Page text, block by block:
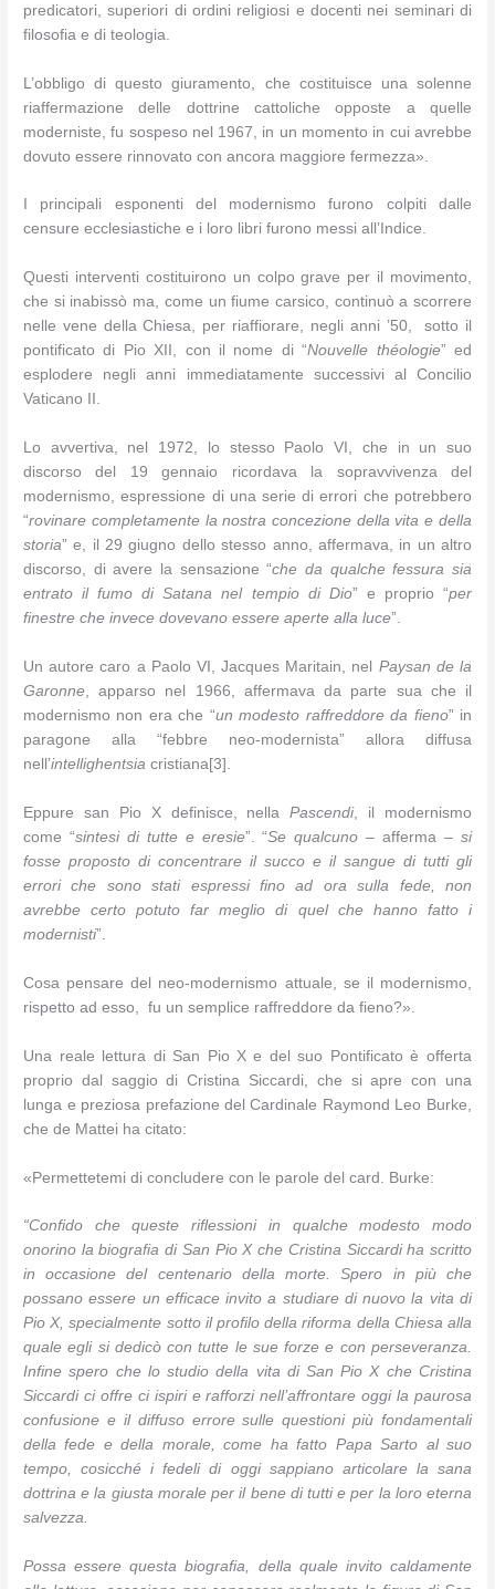
predicatori, superiori di ordini religiosi e docenti nei seminari di
filosofia e di teologia.
L’obbligo di questo giuramento, che costituisce una solenne
riaffermazione delle dottrine cattoliche opposte a quelle
moderniste, fu sospeso nel 1967, in un momento in cui avrebbe
dovuto essere rinnovato con ancora maggiore fermezza».
I principali esponenti del modernismo furono colpiti dalle
censure ecclesiastiche e i loro libri furono messi all’Indice.
Questi interventi costituirono un colpo grave per il movimento,
che si inabissò ma, come un fiume carsico, continuò a scorrere
nelle vene della Chiesa, per riaffiorare, negli anni ’50, sotto il
pontificato di Pio XII, con il nome di “Nouvelle théologie” ed
esplodere negli anni immediatamente successivi al Concilio
Vaticano II.
Lo avvertiva, nel 1972, lo stesso Paolo VI, che in un suo
discorso del 19 gennaio ricordava la sopravvivenza del
modernismo, espressione di una serie di errori che potrebbero
“rovinare completamente la nostra concezione della vita e della
storia” e, il 29 giugno dello stesso anno, affermava, in un altro
discorso, di avere la sensazione “che da qualche fessura sia
entrato il fumo di Satana nel tempio di Dio” e proprio “per
finestre che invece dovevano essere aperte alla luce”.
Un autore caro a Paolo VI, Jacques Maritain, nel Paysan de la
Garonne, apparso nel 1966, affermava da parte sua che il
modernismo non era che “un modesto raffreddore da fieno” in
paragone alla “febbre neo-modernista” allora diffusa
nell’intellighentsia cristiana[3].
Eppure san Pio X definisce, nellaPascendi, il modernismo
come “sintesi di tutte e eresie”. “Se qualcuno– afferma – si
fosse proposto di concentrare il succo e il sangue di tutti gli
errori che sono stati espressi
fino ad ora sulla fede, non
avrebbe certo potuto far meglio di quel che hanno fatto i
modernisti”.
Cosa pensare del neo-modernismo attuale, se il modernismo,
rispetto ad esso, fu un semplice raffreddore da fieno?».
Una reale lettura di San Pio X e del suo Pontificato è offerta
proprio dal saggio di Cristina Siccardi, che si apre con una
lunga e preziosa prefazione del Cardinale Raymond Leo Burke,
che de Mattei ha citato:
«Permettetemi di concludere con le parole del card. Burke:
“Confido che queste riflessioni in qualche modesto modo
onorino la biografia di San Pio X che Cristina Siccardi ha scritto
in occasione del centenario della morte. Spero in più che
possano essere un efficace invito a studiare di nuovo la vita di
Pio X, specialmente sotto il profilo della riforma della Chiesa alla
quale egli si dedicò con tutte le sue forze e con perseveranza.
Infine spero che lo studio della vita di San Pio X che Cristina
Siccardi ci offre ci ispiri e rafforzi nell’affrontare oggi la paurosa
confusione e il diffuso errore sulle questioni più fondamentali
della fede e della morale, come ha fatto Papa Sarto al suo
tempo, cosicché i fedeli di oggi sappiano articolare la sana
dottrina e la giusta morale per il bene di tutti e per la loro eterna
salvezza.
Possa essere questa biografia, della quale invito caldamente